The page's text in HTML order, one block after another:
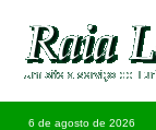
6 de agosto de 2026